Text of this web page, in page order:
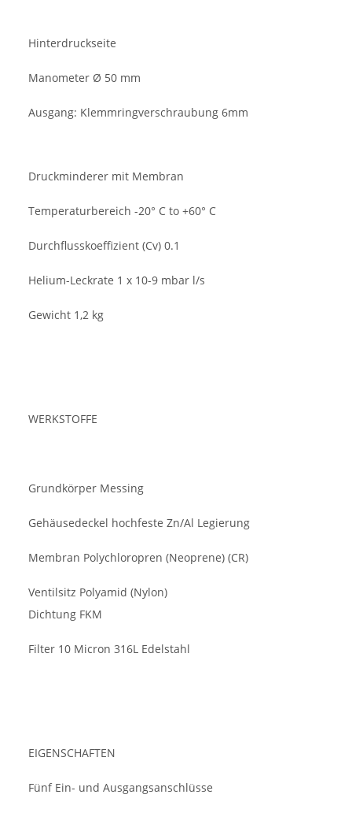
Hinterdruckseite
Manometer Ø 50 mm
Ausgang: Klemmringverschraubung 6mm
Druckminderer mit Membran
Temperaturbereich -20° C to +60° C
Durchflusskoeffizient (Cv) 0.1
Helium-Leckrate 1 x 10-9 mbar l/s
Gewicht 1,2 kg
WERKSTOFFE
Grundkörper Messing
Gehäusedeckel hochfeste Zn/Al Legierung
Membran Polychloropren (Neoprene) (CR)
Ventilsitz Polyamid (Nylon)
Dichtung FKM
Filter 10 Micron 316L Edelstahl
EIGENSCHAFTEN
Fünf Ein- und Ausgangsanschlüsse